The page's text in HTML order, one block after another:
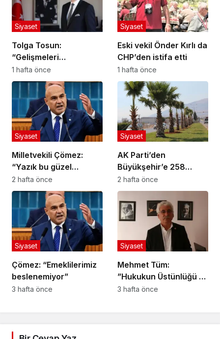
Tolga Tosun:
“Gelişmeleri
değerlendiriyorum”
Siyaset
1 hafta önce
Eski vekil Önder Kırlı da
CHP’den istifa etti
Siyaset
1 hafta önce
Milletvekili Çömez:
“Yazık bu güzel
yavrulara!”
Siyaset
2 hafta önce
AK Parti’den
Büyükşehir’e 258
Milyon Liralık Peyzaj
Harcaması Soruları
Siyaset
2 hafta önce
Çömez: “Emeklilerimiz
beslenemiyor”
Siyaset
3 hafta önce
Mehmet Tüm:
”Hukukun Üstünlüğü ve
Adil Yargılanma İlkesi
Siyaset
3 hafta önce